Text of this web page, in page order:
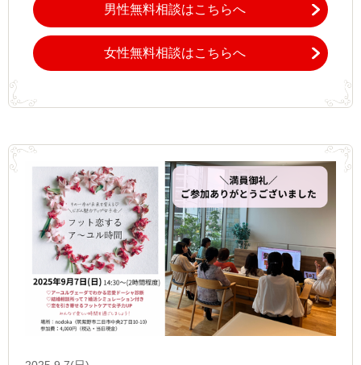
男性無料相談はこちらへ
女性無料相談はこちらへ